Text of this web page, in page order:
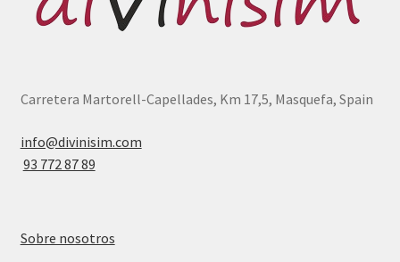
Carretera Martorell-Capellades, Km 17,5, Masquefa, Spain
info@divinisim.com
93 772 87 89
Sobre nosotros